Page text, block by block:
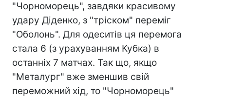
"Чорноморець", завдяки красивому
удару Діденко, з "тріском" переміг
"Оболонь". Для одеситів ця перемога
стала 6 (з урахуванням Кубка) в
останніх 7 матчах. Так що, якщо
"Металург" вже зменшив свій
переможний хід, то "Чорноморець"